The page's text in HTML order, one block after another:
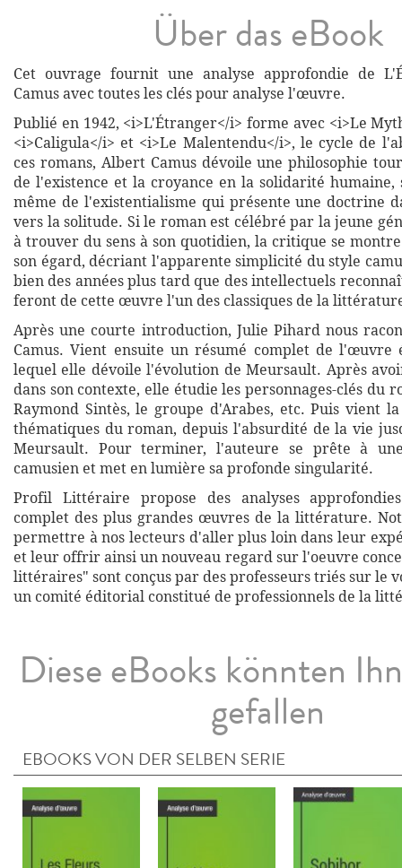
Über das eBook
Cet ouvrage fournit une analyse approfondie de
Camus avec toutes les clés pour analyse l'œuvre.
Publié en 1942, <i>L'Étranger</i> forme avec <i>Le
<i>Caligula</i> et <i>Le Malentendu</i>, le cycle de
ces romans, Albert Camus dévoile une philosophie
de l'existence et la croyance en la solidarité
même de l'existentialisme qui présente une doctrine
vers la solitude. Si le roman est célébré par la jeune
à trouver du sens à son quotidien, la critique se
son égard, décriant l'apparente simplicité du style
bien des années plus tard que des intellectuels
feront de cette œuvre l'un des classiques de la
Après une courte introduction, Julie Pihard nous
Camus. Vient ensuite un résumé complet de l'œuvre
lequel elle dévoile l'évolution de Meursault. Après
dans son contexte, elle étudie les personnages-clés du
Raymond Sintès, le groupe d'Arabes, etc. Puis vient
thématiques du roman, depuis l'absurdité de la vie
Meursault. Pour terminer, l'auteure se prête à
camusien et met en lumière sa profonde singularité.
Profil Littéraire propose des analyses
complet des plus grandes œuvres de la littérature.
permettre à nos lecteurs d'aller plus loin dans leur
et leur offrir ainsi un nouveau regard sur l'oeuvre
littéraires" sont conçus par des professeurs triés sur le
un comité éditorial constitué de professionnels de la
Diese eBooks könnten
gefallen
EBOOKS VON DER SELBEN SERIE